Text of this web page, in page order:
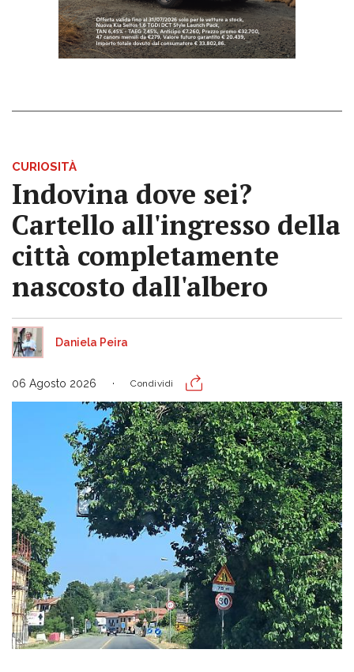
CURIOSITÀ
Indovina dove sei?
Cartello all'ingresso della
città completamente
nascosto dall'albero
Daniela Peira
06 Agosto 2026 Condividi